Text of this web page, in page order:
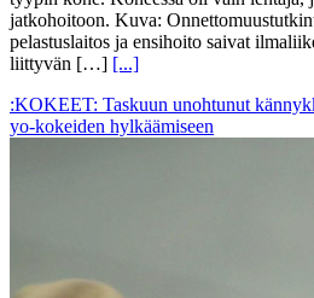
jatkohoitoon. Kuva:
pelastuslaitos ja ensihoito saivat
liittyvän […] [...]
:KOKEET: Taskuun unohtunut
yo-kokeiden hylkäämiseen